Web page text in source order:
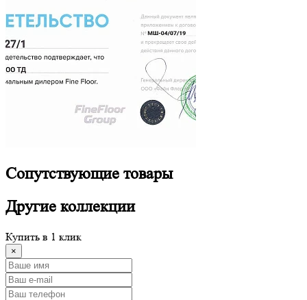
Сопутствующие товары
Другие коллекции
Купить в 1 клик
×